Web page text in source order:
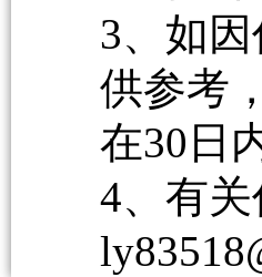
3、如
供参考
在30日
4、有